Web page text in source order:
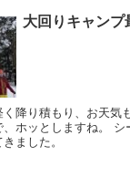
大回りキャンプ
降り積もり、お天気
ホッとしますね。
ました。